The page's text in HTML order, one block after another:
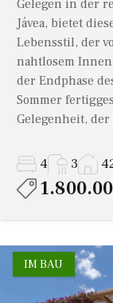
Gelegen in der
Jávea, bietet
Lebensstil, der
nahtlosem
der Endphase
Sommer
Gelegenheit, der
4 3
IM BAU